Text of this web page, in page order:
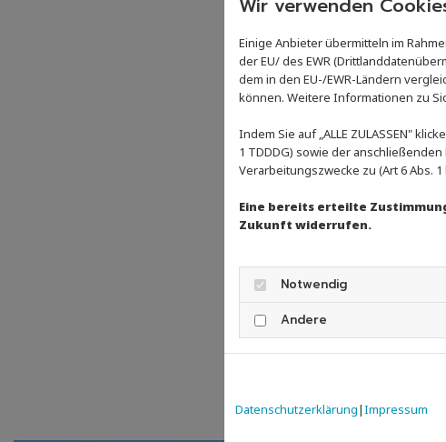
Im
Wir verwenden
Einige Anbieter übermitteln im
der EU/ des EWR
dem in den EU-/EWR-Ländern
können. Weitere Informationen zu
Indem Sie auf „ALLE ZULASSEN"
1 TDDDG) sowie der
Verarbeitungszwecke zu (Art 6 Abs. 1
Eine bereits erteilte
Zukunft widerrufen.
Notwendig
Andere
Datenschutzerklärung|Impressum